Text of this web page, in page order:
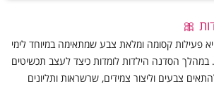
🎀
פעילות קסומה ומלאת צבע שמתאימה במיוחד לימי
במהלך הסדנה הילדות לומדות כיצד לעצב תכשיטים
צבעים וליצור צמידים, שרשראות ותליונים